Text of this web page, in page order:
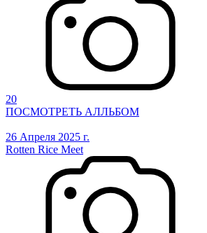
20
ПОСМОТРЕТЬ АЛЛЬБОМ
26 Апреля 2025 г.
Rotten Rice Meet